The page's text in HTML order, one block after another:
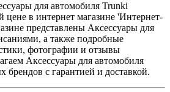
для автомобиля Trunki
цене в интернет магазине 'Интернет-
представлены Аксессуары для
а также подробные
фотографии и отзывы
Аксессуары для автомобиля
с гарантией и доставкой.